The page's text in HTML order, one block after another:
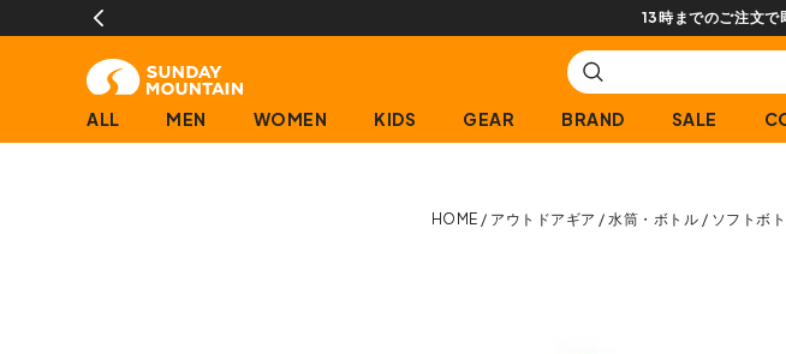
ALL MEN WOMEN KIDS GEAR BRAND SALE
HOME アウトドアギア 水筒・ボトル ソフトボ